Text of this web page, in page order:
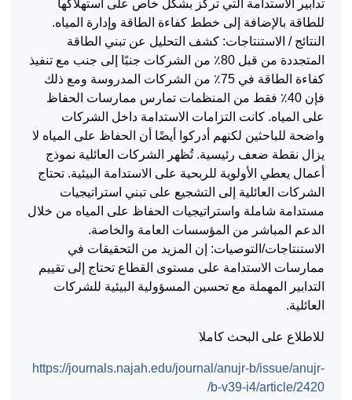
تدابير الاستدامة التي تركز بشكل خاص على استهلاكها
للطاقة بالإضافة إلى خطط كفاءة الطاقة وإدارة المياه.
النتائج / الاستنتاجات: كشف التحليل عن تبني الطاقة
المتجددة من قبل 80٪ من الشركات جنبًا إلى جنب مع تنفيذ
كفاءة الطاقة في 75٪ من الشركات المدروسة ومع ذلك
فإن 40٪ فقط من المنظمات تمارس ممارسات الحفاظ
على المياه. كانت التزامات الاستدامة داخل الشركات
واضحة للباحثين لكنهم أدركوا أيضًا أن الحفاظ على المياه لا
يزال نقطة ضعف رئيسية. تُظهر الشركات العائلية نموذج
أعمال يعطي الأولوية للربحية على الاستدامة البيئية. تحتاج
الشركات العائلية إلى التشجيع على تبني استراتيجيات
مستدامة شاملة واستراتيجيات الحفاظ على المياه من خلال
الدعم المباشر من المؤسسات العامة والخاصة.
الاستنتاجات/التوصيات: إن المزيد من التحقيقات في
ممارسات الاستدامة على مستوى القطاع تحتاج إلى تقييم
التدابير المهملة مع تحسين المسؤولية البيئية للشركات
العائلية.
للاطلاع على البحث كاملا
https://journals.najah.edu/journal/anujr-b/issue/anujr-
b-v39-i4/article/2420/